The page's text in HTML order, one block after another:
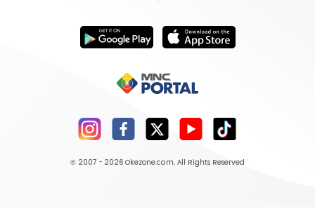
© 2007 - 2026 Okezone.com, All Rights Reserved